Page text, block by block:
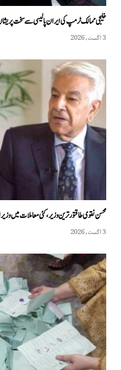
خلیجی ممالک ٹرمپ کی ایران پالیسی سے سخت
3 اگست, 2026
محسن نقوی طاقتور ترین وزیر، کئی معاملات میں
3 اگست, 2026